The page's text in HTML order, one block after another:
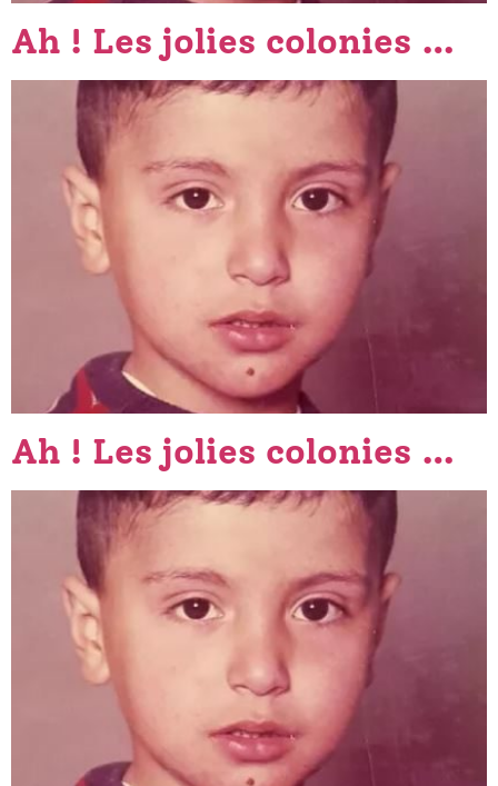
Ah ! Les jolies colonies …
Ah ! Les jolies colonies …